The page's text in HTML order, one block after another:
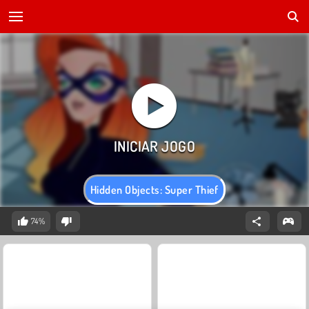
Hidden Objects: Super Thief
74%